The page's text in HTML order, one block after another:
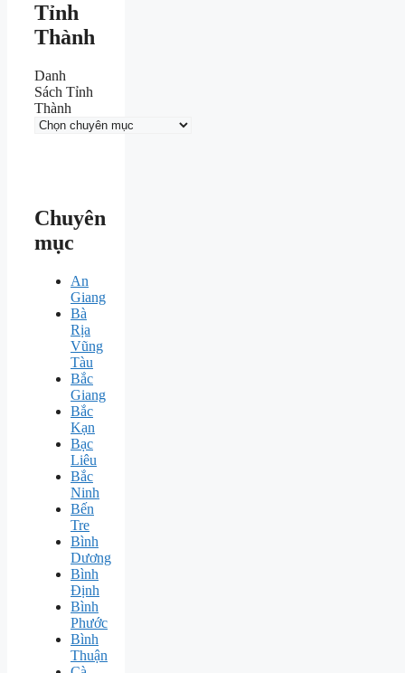
Tỉnh
Thành
Danh
Sách Tỉnh
Thành
Chuyên
mục
An
Giang
Bà
Rịa
Vũng
Tàu
Bắc
Giang
Bắc
Kạn
Bạc
Liêu
Bắc
Ninh
Bến
Tre
Bình
Dương
Bình
Định
Bình
Phước
Bình
Thuận